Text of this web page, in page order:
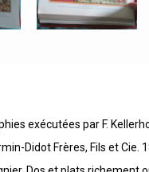
exécutées par F.
Didot Frères, Fils et Cie.